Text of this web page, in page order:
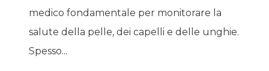
medico fondamentale per monitorare la
salute della pelle, dei capelli e delle unghie.
Spesso...